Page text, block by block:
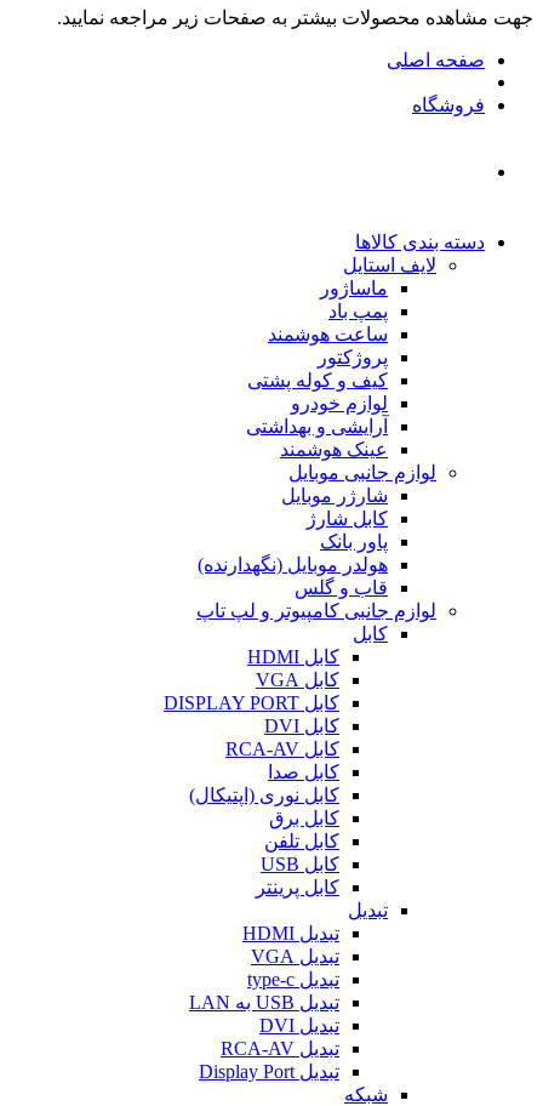
جهت مشاهده محصولات بیشتر به صفحات زیر مراجعه نمایید.
صفحه اصلی
فروشگاه
دسته بندی کالاها
لایف استایل
ماساژور
پمپ باد
ساعت هوشمند
پروژکتور
کیف و کوله پشتی
لوازم خودرو
آرایشی و بهداشتی
عینک هوشمند
لوازم جانبی موبایل
شارژر موبایل
کابل شارژ
پاور بانک
هولدر موبایل (نگهدارنده)
قاب و گلس
لوازم جانبی کامپیوتر و لپ تاپ
کابل
کابل HDMI
کابل VGA
کابل DISPLAY PORT
کابل DVI
کابل RCA-AV
کابل صدا
کابل نوری (اپتیکال)
کابل برق
کابل تلفن
کابل USB
کابل پرینتر
تبدیل
تبدیل HDMI
تبدیل VGA
تبدیل type-c
تبدیل USB به LAN
تبدیل DVI
تبدیل RCA-AV
تبدیل Display Port
شبکه